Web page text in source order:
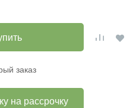
заказ
на рассрочку